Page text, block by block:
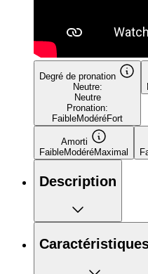
Degré de pronation
Neutre:
Neutre
Pronation:
FaibleModéréFort
Amorti
FaibleModéréMaximal
Description